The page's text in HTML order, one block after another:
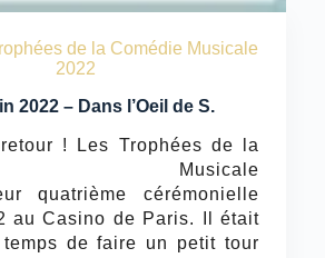
de la Comédie Musicale
2022
2022 – Dans l’Oeil de S.
! Les Trophées de la
Musicale
quatrième cérémonielle
au Casino de Paris. Il était
de faire un petit tour